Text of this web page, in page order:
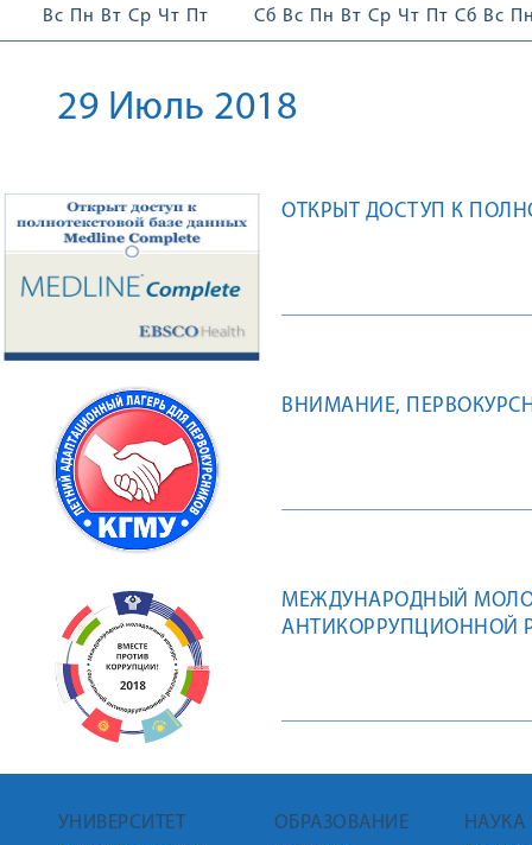
Вс Пн Вт Ср Чт Пт
Сб Вс Пн Вт Ср Чт Пт Сб Вс
29 Июль 2018
ОТКРЫТ ДОСТУП К
ВНИМАНИЕ,
МЕЖДУНАРОДНЫЙ
АНТИКОРРУПЦИОННОЙ
УНИВЕРСИТЕТ ОБРАЗОВАНИЕ НАУКА